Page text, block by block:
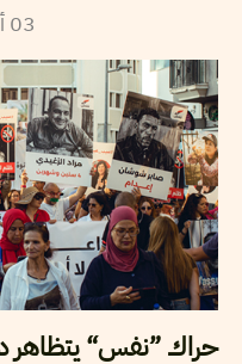
03
حراك ”نفس“ يتظاهر